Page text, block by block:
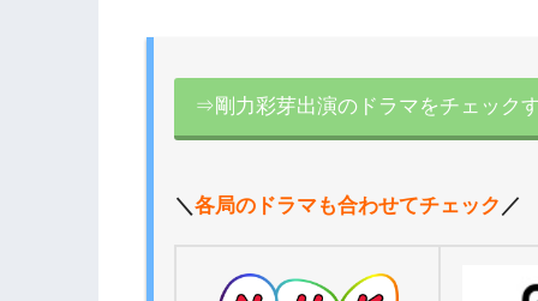
⇒剛力彩芽出演のドラマをチェック
＼各局のドラマも合わせてチェック ／